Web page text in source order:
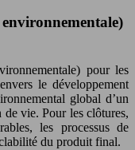
pour les
le développement
global d’un
vie. Pour les clôtures,
les processus de
du produit final.